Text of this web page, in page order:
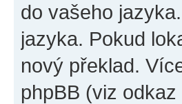
do vašeho
jazyka. Pokud
nový překlad.
phpBB (viz